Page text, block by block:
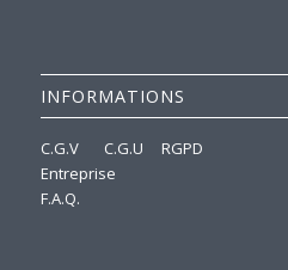
INFORMATIONS
C.G.V C.G.U
RGPD
Entreprise
F.A.Q.